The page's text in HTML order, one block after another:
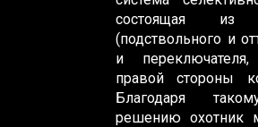
состоящая из
(подствольного и
и
правой стороны
Благодаря
решению охотник